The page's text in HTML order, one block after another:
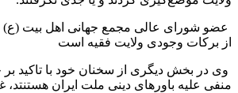
عضو شورای عالی مجمع جهانی اهل بیت (ع)
از برکات وجودی ولایت فقیه است
وی در بخش دیگری از سخنان خود با تاکید
منفی علیه باورهای دینی ملت ایران هستنتد،